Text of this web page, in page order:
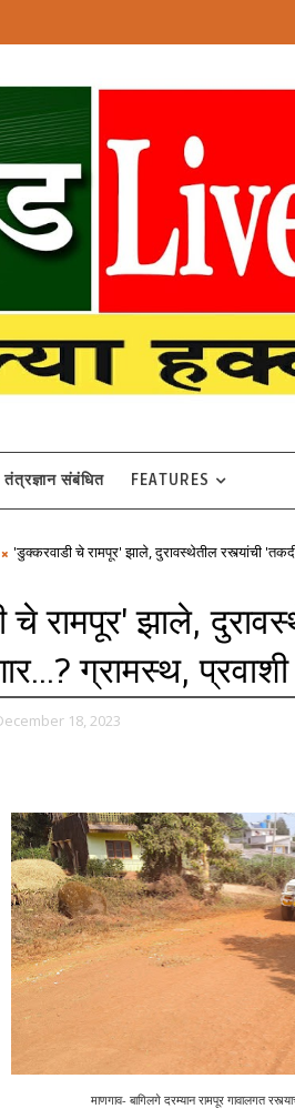
तंत्रज्ञान संबंधित FEATURES
'डुक्करवाडी चे रामपूर' झाले, दुरावस्थेतील रस्त्यांची
चे रामपूर' झाले,
ग्रामस्थ,
18, 2023
माणगाव- बागिलगे दरम्यान रामपूर गावालगत